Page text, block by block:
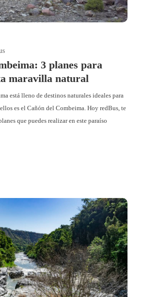
3 planes para
maravilla natural
está lleno de destinos naturales ideales para
es el Cañón del Combeima. Hoy redBus, te
que puedes realizar en este paraíso